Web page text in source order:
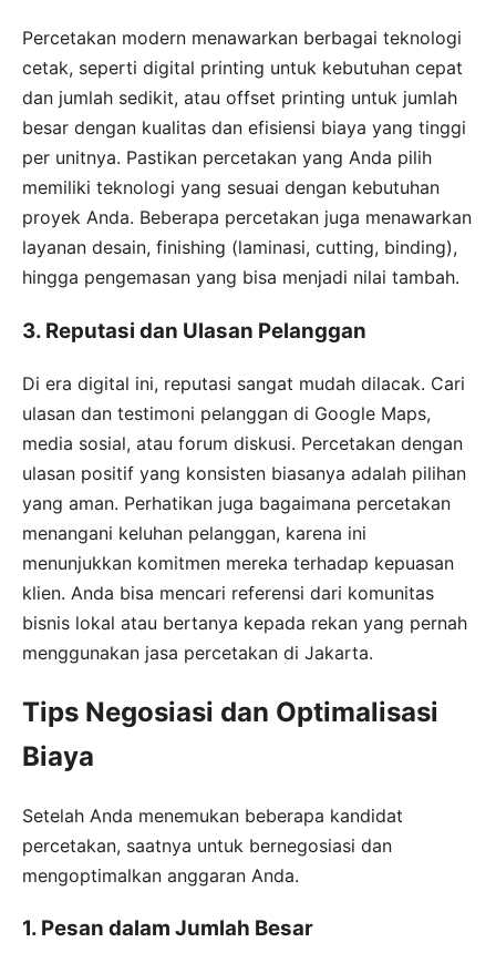
Percetakan modern menawarkan berbagai teknologi
cetak, seperti digital printing untuk kebutuhan cepat
dan jumlah sedikit, atau offset printing untuk jumlah
besar dengan kualitas dan efisiensi biaya yang tinggi
per unitnya. Pastikan percetakan yang Anda pilih
memiliki teknologi yang sesuai dengan kebutuhan
proyek Anda. Beberapa percetakan juga menawarkan
layanan desain, finishing (laminasi, cutting, binding),
hingga pengemasan yang bisa menjadi nilai tambah.
3. Reputasi dan Ulasan Pelanggan
Di era digital ini, reputasi sangat mudah dilacak. Cari
ulasan dan testimoni pelanggan di Google Maps,
media sosial, atau forum diskusi. Percetakan dengan
ulasan positif yang konsisten biasanya adalah pilihan
yang aman. Perhatikan juga bagaimana percetakan
menangani keluhan pelanggan, karena ini
menunjukkan komitmen mereka terhadap kepuasan
klien. Anda bisa mencari referensi dari komunitas
bisnis lokal atau bertanya kepada rekan yang pernah
menggunakan jasa percetakan di Jakarta.
Tips Negosiasi dan Optimalisasi
Biaya
Setelah Anda menemukan beberapa kandidat
percetakan, saatnya untuk bernegosiasi dan
mengoptimalkan anggaran Anda.
1. Pesan dalam Jumlah Besar